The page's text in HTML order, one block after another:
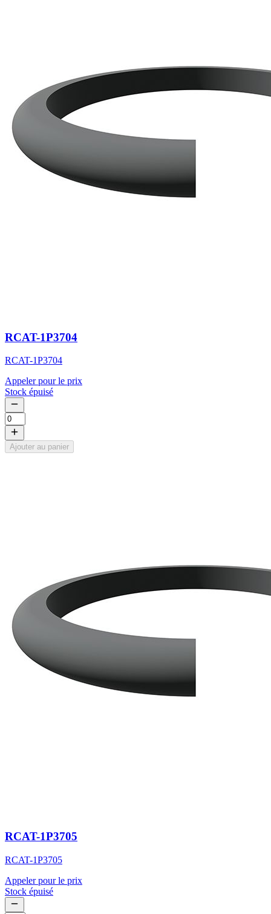
RCAT-1P3704
RCAT-1P3704
Appeler pour le prix
Stock épuisé
Ajouter au panier
RCAT-1P3705
RCAT-1P3705
Appeler pour le prix
Stock épuisé